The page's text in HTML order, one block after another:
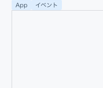
App イベント